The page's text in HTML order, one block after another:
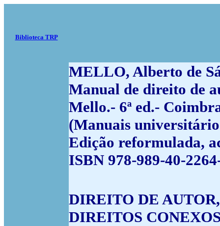
Biblioteca TRP
MELLO, Alberto de
Manual de direito de
Mello.- 6ª ed.-
(Manuais
Edição reformulada,
ISBN 978-989-40-
DIREITO DE
DIREITOS